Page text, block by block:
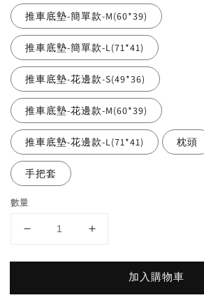
推車底墊-簡單款-M(60*39)
推車底墊-簡單款-L(71*41)
推車底墊-花邊款-S(49*36)
推車底墊-花邊款-M(60*39)
推車底墊-花邊款-L(71*41) 枕頭
手把套
數量
加入購物車